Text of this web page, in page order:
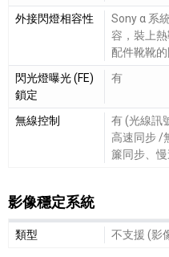
外接閃燈相容性
Sony α 系
容，裝上
配件靴靴
閃光燈曝光 (FE)
鎖定
有
無線控制
有 (光線訊
高速同步 /
簾同步、
影像穩定系統
影像穩定系統細節敘述
類型 不支援 (影